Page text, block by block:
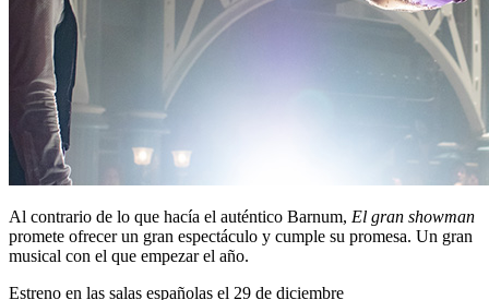
Al contrario de lo que hacía el auténtico Barnum, El gran showman
promete ofrecer un gran espectáculo y cumple su promesa. Un gran
musical con el que empezar el año.
Estreno en las salas españolas el 29 de diciembre